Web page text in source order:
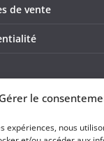
Gérer le
expériences, nous
de vente
par-le-jeu.